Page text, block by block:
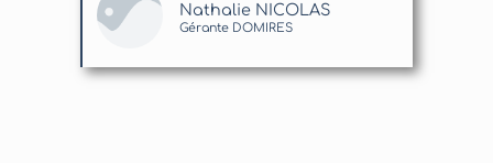
Nathalie NICOLAS
Gérante DOMIRES